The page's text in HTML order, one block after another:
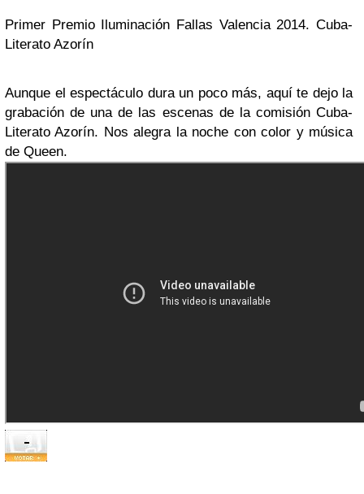
Primer Premio Iluminación Fallas Valencia 2014. Cuba-
Literato Azorín
Aunque el espectáculo dura un poco más, aquí te dejo la
grabación de una de las escenas de la comisión Cuba-
Literato Azorín. Nos alegra la noche con color y música
de Queen.